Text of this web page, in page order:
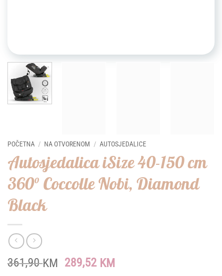
POČETNA / NA OTVORENOM / AUTOSJEDALICE
Autosjedalica iSize 40-150 cm
360° Coccolle Nobi, Diamond
Black
361,90KM Original
289,52 KMCurrent